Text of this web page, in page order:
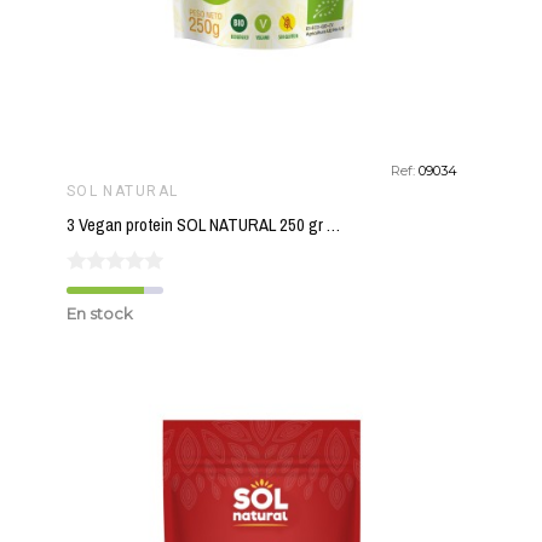
Ref:09034
SOL NATURAL
3 Vegan protein SOL NATURAL 250 gr BIO
En stock